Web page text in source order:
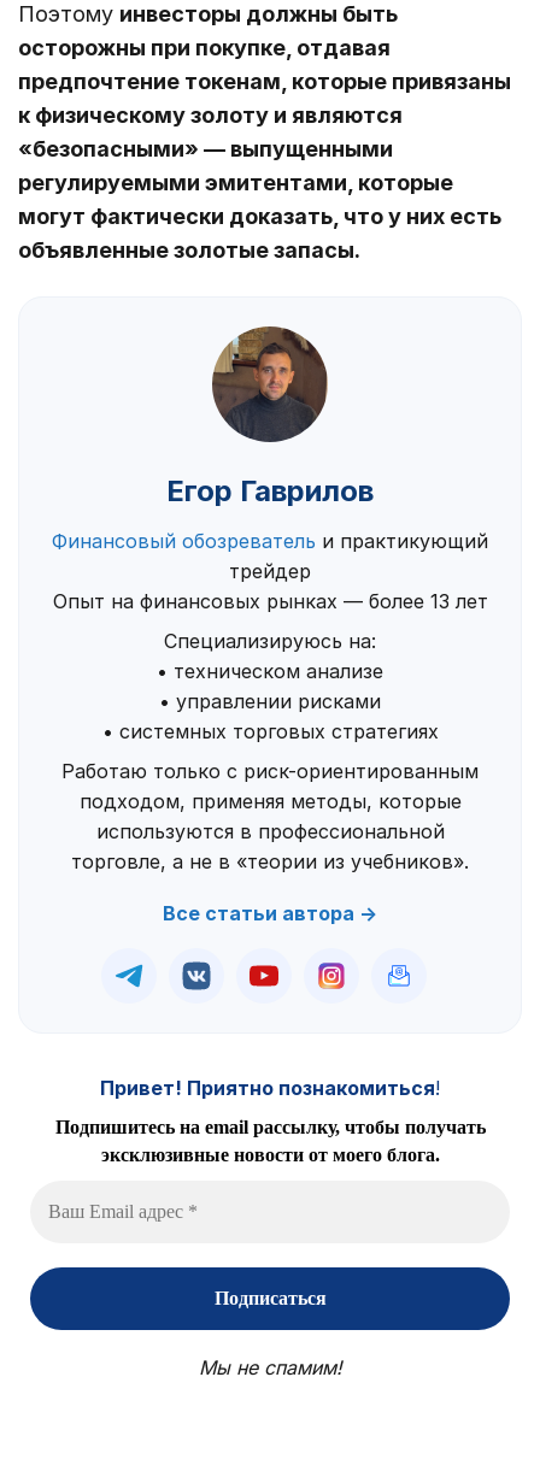
Поэтому инвесторы должны быть
осторожны при покупке, отдавая
предпочтение токенам, которые привязаны
к физическому золоту и являются
«безопасными» — выпущенными
регулируемыми эмитентами, которые
могут фактически доказать, что у них есть
объявленные золотые запасы.
Егор Гаврилов
Финансовый обозреватель и практикующий
трейдер
Опыт на финансовых рынках — более 13 лет
Специализируюсь на:
• техническом анализе
• управлении рисками
• системных торговых стратегиях
Работаю только с риск-ориентированным
подходом, применяя методы, которые
используются в профессиональной
торговле, а не в «теории из учебников».
Все статьи автора →
Привет! Приятно познакомиться!
Подпишитесь на email рассылку, чтобы получать
эксклюзивные новости от моего блога.
Мы не спамим!